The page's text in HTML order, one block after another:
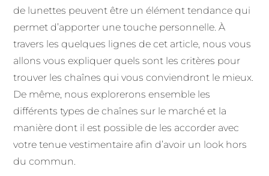
de lunettes peuvent être un élément tendance qui
permet d’apporter une touche personnelle. À
travers les quelques lignes de cet article, nous vous
allons vous expliquer quels sont les critères pour
trouver les chaînes qui vous conviendront le mieux.
De même, nous explorerons ensemble les
différents types de chaînes sur le marché et la
manière dont il est possible de les accorder avec
votre tenue vestimentaire afin d’avoir un look hors
du commun.